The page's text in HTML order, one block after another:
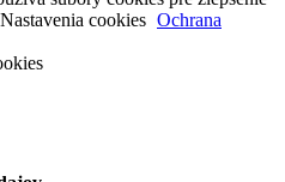
Nastavenia cookies Ochrana